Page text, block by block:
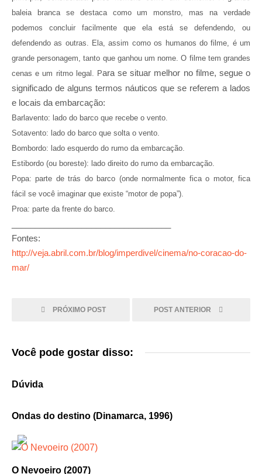
baleia branca se destaca como um monstro, mas na verdade
podemos concluir facilmente que ela está se defendendo, ou
defendendo as outras. Ela, assim como os humanos do filme, é um
grande personagem, tanto que ganhou um nome. O filme tem grandes
cenas e um ritmo legal. Para se situar melhor no filme, segue o
significado de alguns termos náuticos que se referem a lados
e locais da embarcação:
Barlavento: lado do barco que recebe o vento.
Sotavento: lado do barco que solta o vento.
Bombordo: lado esquerdo do rumo da embarcação.
Estibordo (ou boreste): lado direito do rumo da embarcação.
Popa: parte de trás do barco (onde normalmente fica o motor, fica
fácil se você imaginar que existe “motor de popa”).
Proa: parte da frente do barco.
Fontes:
http://veja.abril.com.br/blog/imperdivel/cinema/no-coracao-do-
mar/
PRÓXIMO POST POST ANTERIOR
Você pode gostar disso:
Dúvida
Ondas do destino (Dinamarca, 1996)
O Nevoeiro (2007)